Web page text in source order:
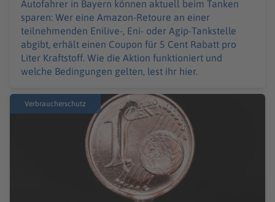
Autofahrer in Bayern können aktuell beim Tanken
sparen: Wer eine Amazon-Retoure an einer
teilnehmenden Enilive-, Eni- oder Agip-Tankstelle
abgibt, erhält einen Coupon für 5 Cent Rabatt pro
Liter Kraftstoff. Wie die Aktion funktioniert und
welche Bedingungen gelten, lest ihr hier.
Verbraucherschutz